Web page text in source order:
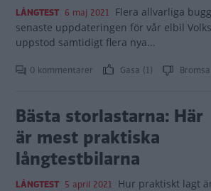
LÅNGTEST 6 maj 2021 Flera allvarliga
senaste uppdateringen för vår elbil
uppstod samtidigt flera nya...
0 kommentarer Gasa (1)
Bästa storlastarna: Här
är mest praktiska
långtestbilarna
LÅNGTEST 5 april 2021 Hur praktiskt lagt